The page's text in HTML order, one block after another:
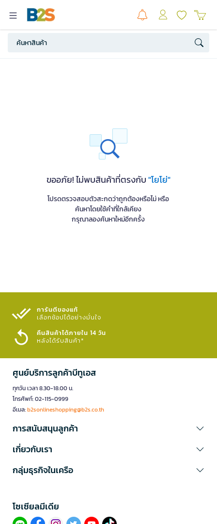
ขออภัย! ไม่พบสินค้าที่ตรงกับ"โยโย่"
โปรดตรวจสอบตัวสะกดว่าถูกต้องหรือไม่ หรือ
ค้นหาโดยใช้คำที่ใกล้เคียง
กรุณาลองค้นหาใหม่อีกครั้ง
การันตีของแท้
เลือกช้อปได้อย่างมั่นใจ​
คืนสินค้าได้ภายใน 14 วัน
หลังได้รับสินค้า*
ศูนย์บริการลูกค้าบีทูเอส
ทุกวัน เวลา 8.30-18.00 น.
โทรศัพท์: 02-115-0999
อีเมล:b2sonlineshopping@b2s.co.th
การสนับสนุนลูกค้า
เกี่ยวกับเรา
กลุ่มธุรกิจในเครือ
โซเซียลมีเดีย​